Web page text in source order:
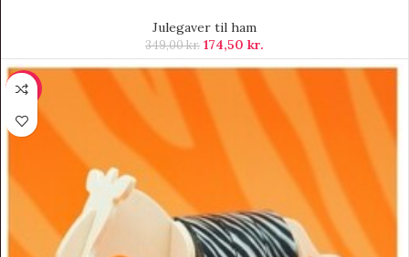
Julegaver til ham
349,00kr. 174,50 kr.
-10%